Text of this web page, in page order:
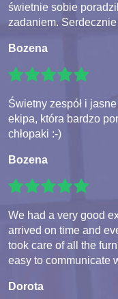
świetnie sobie
zadaniem.
Bozena
Świetny zespół i
ekipa, która bardzo
chłopaki :-)
Bozena
We had a very good
arrived on time and
took care of all the
easy to communicate
Dorota